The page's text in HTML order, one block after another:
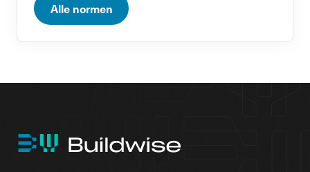
Alle normen